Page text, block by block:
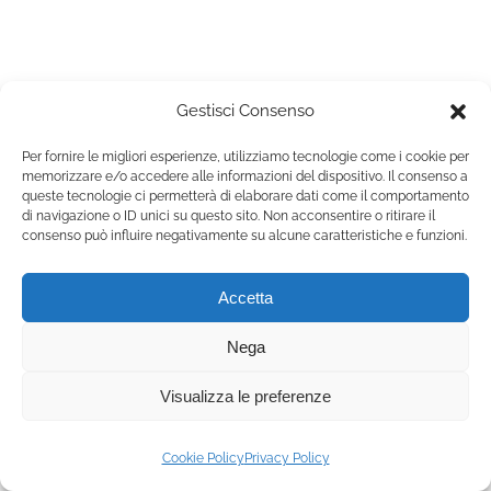
Gestisci Consenso
Per fornire le migliori esperienze, utilizziamo tecnologie come i cookie per
memorizzare e/o accedere alle informazioni del dispositivo. Il consenso a
queste tecnologie ci permetterà di elaborare dati come il comportamento
di navigazione o ID unici su questo sito. Non acconsentire o ritirare il
consenso può influire negativamente su alcune caratteristiche e funzioni.
Accetta
Nega
Visualizza le preferenze
Cookie Policy Privacy Policy
© 2025 primaveradibaggio.it | All Rights Reserved |Cookie
Policy | Privacy Policy
Associazione Primavera di Baggio – Via Antonio Ceriani 3 Milano
20153 MI – Cod. Fisc. 97709610154